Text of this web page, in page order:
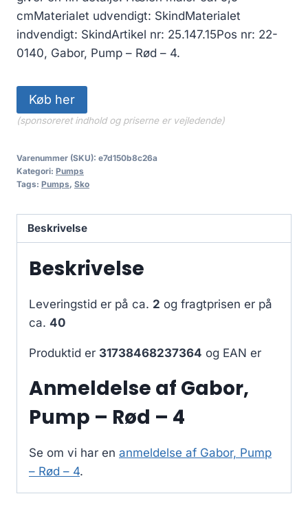
899.00 kr..629.30 kr..
cmMaterialet udvendigt: SkindMaterialet
indvendigt: SkindArtikel nr: 25.147.15Pos nr: 22-
0140, Gabor, Pump – Rød – 4.
Køb her
(sponsoreret indhold og priserne er vejledende)
Varenummer (SKU): e7d150b8c26a
Kategori: Pumps
Tags: Pumps, Sko
Beskrivelse
Beskrivelse
Leveringstid er på ca. 2 og fragtprisen er på
ca. 40
Produktid er 31738468237364 og EAN er
Anmeldelse af Gabor,
Pump – Rød – 4
Se om vi har en anmeldelse af Gabor, Pump
– Rød – 4.